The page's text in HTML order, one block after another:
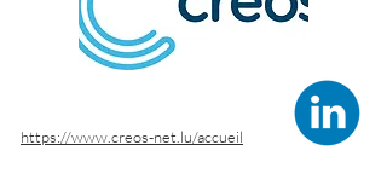
https://www.creos-net.lu/accueil